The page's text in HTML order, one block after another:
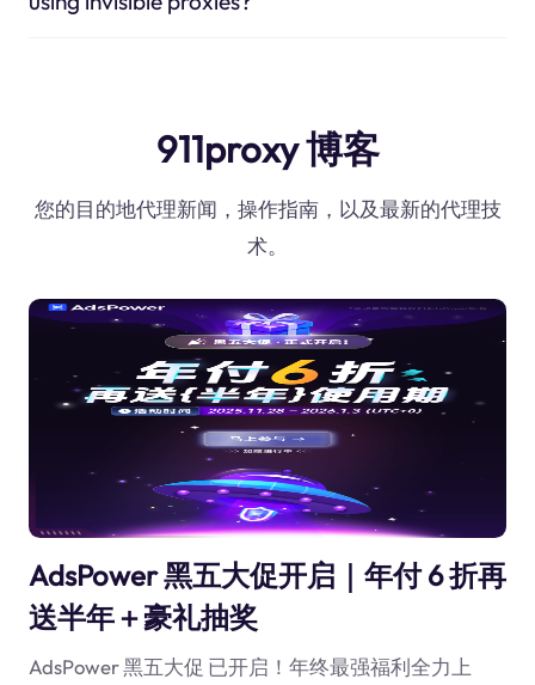
911proxy 博客
您的目的地代理新闻，操作指南，以及最新的代理技
术。
AdsPower 黑五大促开启｜年付 6 折再
送半年＋豪礼抽奖
AdsPower 黑五大促 已开启！年终最强福利全力上